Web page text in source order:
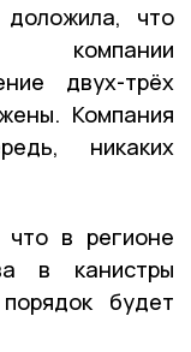
доложила, что
компании
двух-трёх
Компания
никаких
что в регионе
в канистры
будет